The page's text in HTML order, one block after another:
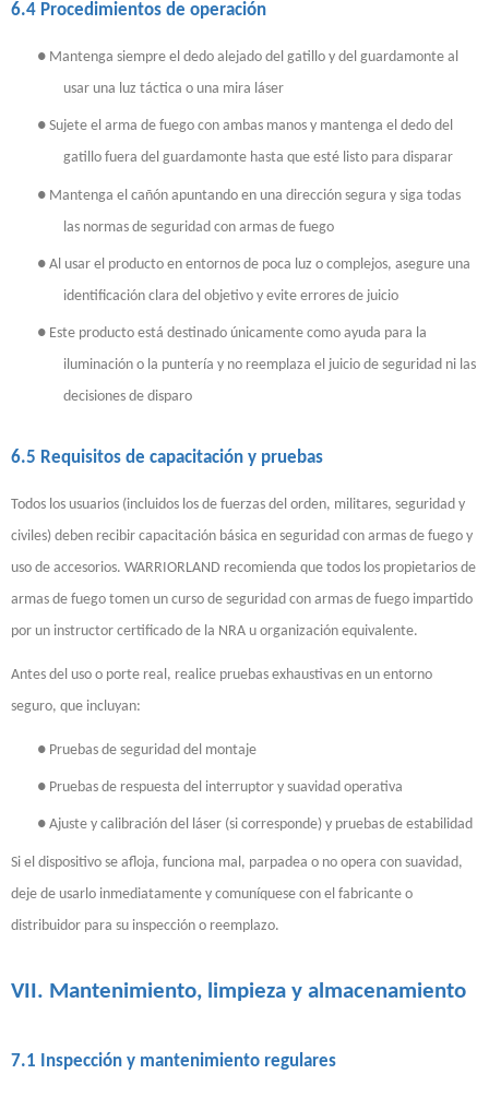
6.4 Procedimientos de operación
● Mantenga siempre el dedo alejado del gatillo y del guardamonte al
usar una luz táctica o una mira láser
● Sujete el arma de fuego con ambas manos y mantenga el dedo del
gatillo fuera del guardamonte hasta que esté listo para disparar
● Mantenga el cañón apuntando en una dirección segura y siga todas
las normas de seguridad con armas de fuego
● Al usar el producto en entornos de poca luz o complejos, asegure una
identificación clara del objetivo y evite errores de juicio
● Este producto está destinado únicamente como ayuda para la
iluminación o la puntería y no reemplaza el juicio de seguridad ni las
decisiones de disparo
6.5 Requisitos de capacitación y pruebas
Todos los usuarios (incluidos los de fuerzas del orden, militares, seguridad y
civiles) deben recibir capacitación básica en seguridad con armas de fuego y
uso de accesorios. WARRIORLAND recomienda que todos los propietarios de
armas de fuego tomen un curso de seguridad con armas de fuego impartido
por un instructor certificado de la NRA u organización equivalente.
Antes del uso o porte real, realice pruebas exhaustivas en un entorno
seguro, que incluyan:
● Pruebas de seguridad del montaje
● Pruebas de respuesta del interruptor y suavidad operativa
● Ajuste y calibración del láser (si corresponde) y pruebas de estabilidad
Si el dispositivo se afloja, funciona mal, parpadea o no opera con suavidad,
deje de usarlo inmediatamente y comuníquese con el fabricante o
distribuidor para su inspección o reemplazo.
VII. Mantenimiento, limpieza y almacenamiento
7.1 Inspección y mantenimiento regulares